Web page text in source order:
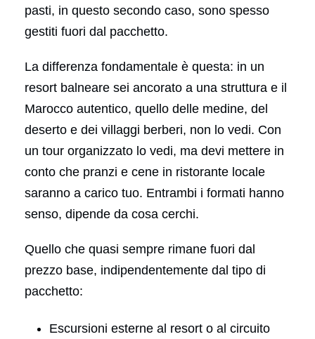
pasti, in questo secondo caso, sono spesso
gestiti fuori dal pacchetto.
La differenza fondamentale è questa: in un
resort balneare sei ancorato a una struttura e il
Marocco autentico, quello delle medine, del
deserto e dei villaggi berberi, non lo vedi. Con
un tour organizzato lo vedi, ma devi mettere in
conto che pranzi e cene in ristorante locale
saranno a carico tuo. Entrambi i formati hanno
senso, dipende da cosa cerchi.
Quello che quasi sempre rimane fuori dal
prezzo base, indipendentemente dal tipo di
pacchetto:
Escursioni esterne al resort o al circuito